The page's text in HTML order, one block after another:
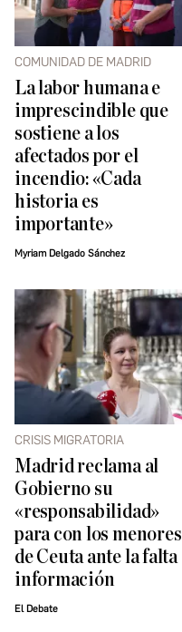
COMUNIDAD DE MADRID
La labor humana e
imprescindible que
sostiene a los
afectados por el
incendio: «Cada
historia es
importante»
Myriam Delgado Sánchez
CRISIS MIGRATORIA
Madrid reclama al
Gobierno su
«responsabilidad»
para con los menores
de Ceuta ante la falta
información
El Debate